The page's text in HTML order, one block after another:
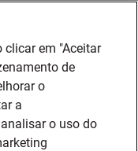
em "Aceitar
de
o
a
o uso do